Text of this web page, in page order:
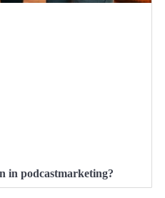
in podcastmarketing?